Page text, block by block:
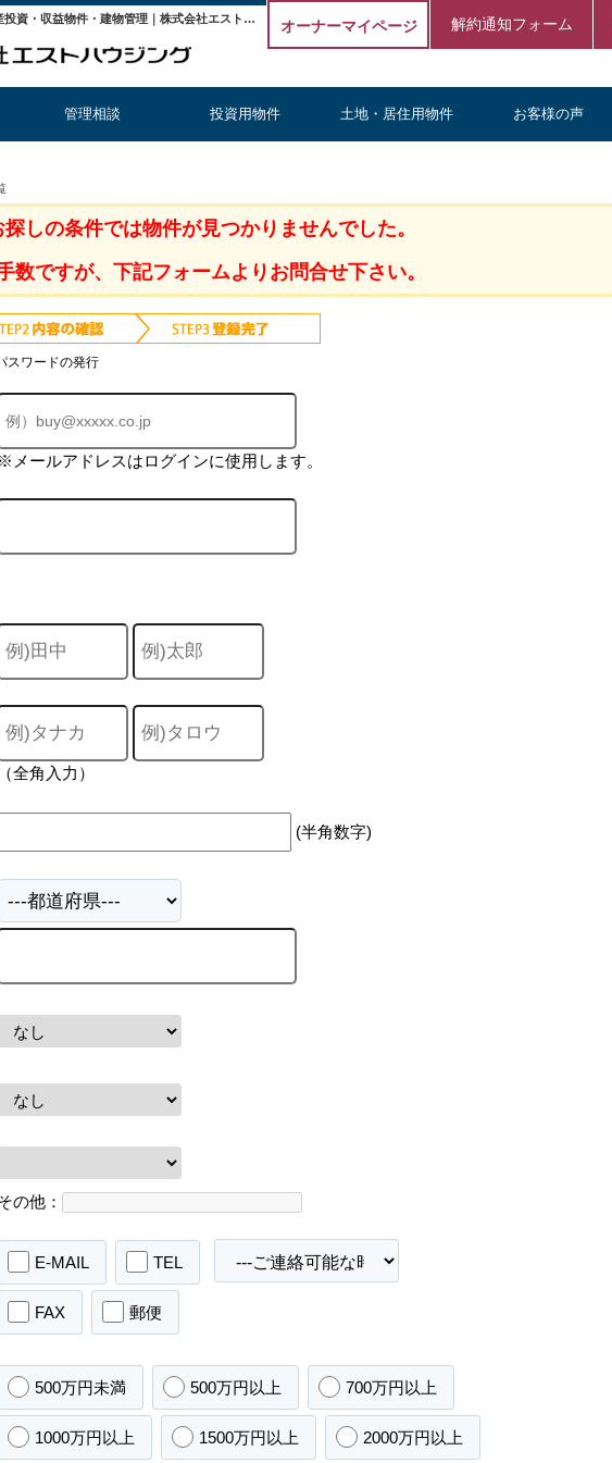
東京都 八王子市 一棟売りマンション｜埼玉の不動産投資・収益物件・建物管理｜株式会社エストハウジング オーナーマイページ 解約通知フォーム
管理相談 投資用物件 土地・居住用物件 お客様の声
探しの条件では物件が見つかりませんでした。
数ですが、下記フォームよりお問合せ下さい。
スワードの発行
※メールアドレスはログインに使用します。
（全角入力）
(半角数字)
の他：
E-MAIL TEL
FAX 郵便
500万円未満 500万円以上 700万円以上
1000万円以上 1500万円以上 2000万円以上